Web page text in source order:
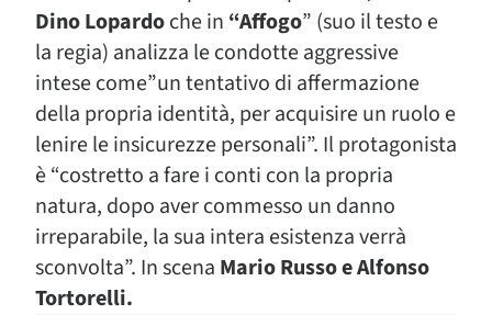
Dino Lopardoche in “Affogo” (suo il testo e
la regia) analizza le condotte aggressive
intese come”un tentativo di affermazione
della propria identità, per acquisire un ruolo e
lenire le insicurezze personali”. Il protagonista
è “costretto a fare i conti con la propria
natura, dopo aver commesso un danno
irreparabile, la sua intera esistenza verrà
sconvolta”. In scena Mario Russo e Alfonso
Tortorelli.